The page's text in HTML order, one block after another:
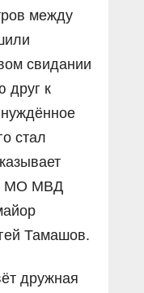
между
свидании
друг к
стал
МО МВД
Тамашов.
дружная